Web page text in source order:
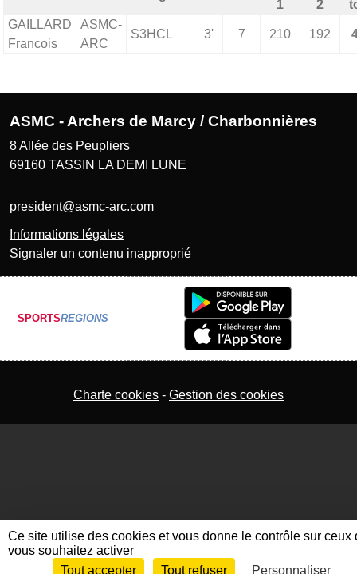
1
2
GAILLARD
Francois
ASMC-
ARC
S3HCL 3' 7 210 192
ASMC - Archers de Marcy / Charbonnières
8 Allée des Peupliers
69160 TASSIN LA DEMI LUNE
president@asmc-arc.com
Informations légales
Signaler un contenu inapproprié
SPORTSREGIONS
Charte cookies Gestion des cookies
Envie de participer ?
Ce site utilise des cookies et vous donne le contrôle sur ceux
vous souhaitez activer
Tout accepter
Tout refuser Personnaliser